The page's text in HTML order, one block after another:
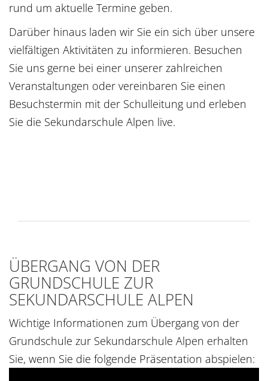
rund um aktuelle Termine geben.
Darüber hinaus laden wir Sie ein sich über unsere
vielfältigen Aktivitäten zu informieren. Besuchen
Sie uns gerne bei einer unserer zahlreichen
Veranstaltungen oder vereinbaren Sie einen
Besuchstermin mit der Schulleitung und erleben
Sie die Sekundarschule Alpen live.
ÜBERGANG VON DER
GRUNDSCHULE ZUR
SEKUNDARSCHULE ALPEN
Wichtige Informationen zum Übergang von der
Grundschule zur Sekundarschule Alpen erhalten
Sie, wenn Sie die folgende Präsentation abspielen: